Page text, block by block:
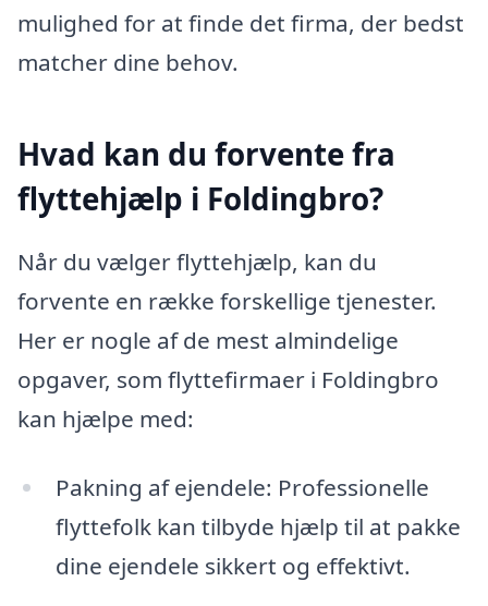
mulighed for at finde det firma, der bedst
matcher dine behov.
Hvad kan du forvente fra
flyttehjælp i Foldingbro?
Når du vælger flyttehjælp, kan du
forvente en række forskellige tjenester.
Her er nogle af de mest almindelige
opgaver, som flyttefirmaer i Foldingbro
kan hjælpe med:
Pakning af ejendele: Professionelle
flyttefolk kan tilbyde hjælp til at pakke
dine ejendele sikkert og effektivt.